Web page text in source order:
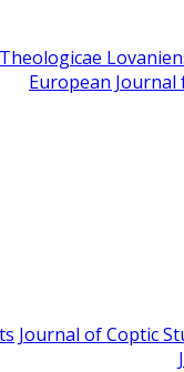
European Journal
Journal of Coptic